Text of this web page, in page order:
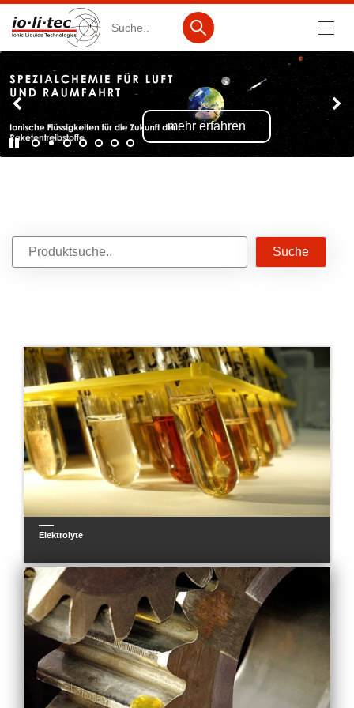
Produkte
Produktsuche
Batteriematerialien
F&E-Dienstleistungen
Neue Produkte
Produkthighlights
Technologie
Ionische Flüssigkeiten
Funktionsfluide & Additive
Elektrolyte
Lösungsmittel
Reagenzien für die Analytik
Toxizität von ionischen Flüssigkeiten
Über Uns
Unternehmen
mehr erfahren
Elektrolyte